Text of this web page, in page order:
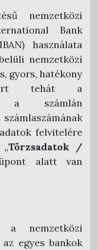
nemzetközi
Bank
használata
nemzetközi
gyors, hatékony
tehát a
a számlán
felvitelére
Törzsadatok /
alatt van
nemzetközi
egyes bankok